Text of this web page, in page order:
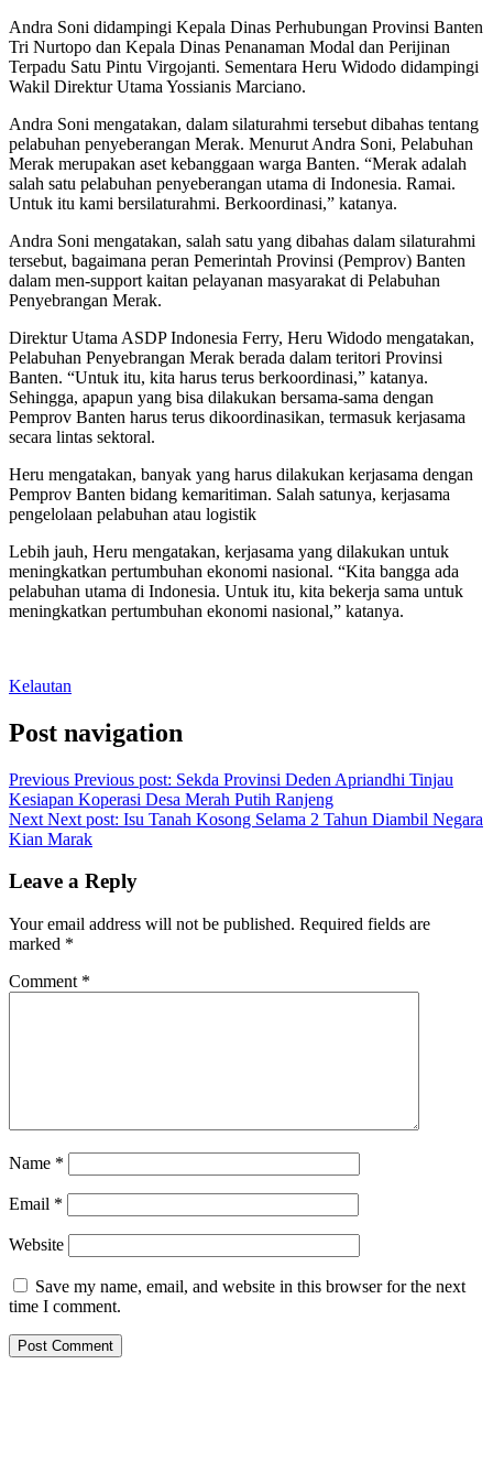
Andra Soni didampingi Kepala Dinas Perhubungan Provinsi Banten
Tri Nurtopo dan Kepala Dinas Penanaman Modal dan Perijinan
Terpadu Satu Pintu Virgojanti. Sementara Heru Widodo didampingi
Wakil Direktur Utama Yossianis Marciano.
Andra Soni mengatakan, dalam silaturahmi tersebut dibahas tentang
pelabuhan penyeberangan Merak. Menurut Andra Soni, Pelabuhan
Merak merupakan aset kebanggaan warga Banten. “Merak adalah
salah satu pelabuhan penyeberangan utama di Indonesia. Ramai.
Untuk itu kami bersilaturahmi. Berkoordinasi,” katanya.
Andra Soni mengatakan, salah satu yang dibahas dalam silaturahmi
tersebut, bagaimana peran Pemerintah Provinsi (Pemprov) Banten
dalam men-support kaitan pelayanan masyarakat di Pelabuhan
Penyebrangan Merak.
Direktur Utama ASDP Indonesia Ferry, Heru Widodo mengatakan,
Pelabuhan Penyebrangan Merak berada dalam teritori Provinsi
Banten. “Untuk itu, kita harus terus berkoordinasi,” katanya.
Sehingga, apapun yang bisa dilakukan bersama-sama dengan
Pemprov Banten harus terus dikoordinasikan, termasuk kerjasama
secara lintas sektoral.
Heru mengatakan, banyak yang harus dilakukan kerjasama dengan
Pemprov Banten bidang kemaritiman. Salah satunya, kerjasama
pengelolaan pelabuhan atau logistik
Lebih jauh, Heru mengatakan, kerjasama yang dilakukan untuk
meningkatkan pertumbuhan ekonomi nasional. “Kita bangga ada
pelabuhan utama di Indonesia. Untuk itu, kita bekerja sama untuk
meningkatkan pertumbuhan ekonomi nasional,” katanya.
Kelautan
Post navigation
Previous Previous post: Sekda Provinsi Deden Apriandhi Tinjau
Kesiapan Koperasi Desa Merah Putih Ranjeng
Next Next post: Isu Tanah Kosong Selama 2 Tahun Diambil Negara
Kian Marak
Leave a Reply
Your email address will not be published. Required fields are
marked *
Comment *
Name *
Email *
Website
Save my name, email, and website in this browser for the next
time I comment.